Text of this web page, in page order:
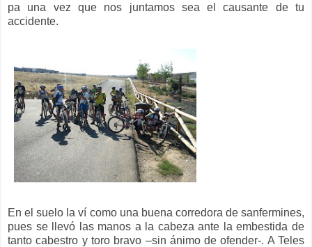
pa una vez que nos juntamos sea el causante de tu
accidente.
En el suelo la ví como una buena corredora de sanfermines,
pues se llevó las manos a la cabeza ante la embestida de
tanto cabestro y toro bravo –sin ánimo de ofender-. A Teles